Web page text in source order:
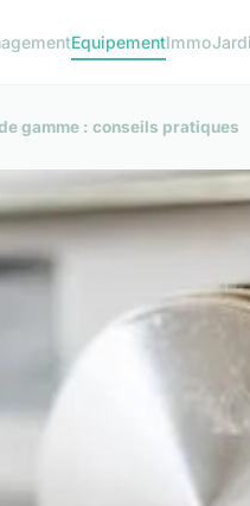
EquipementImmo
gamme : conseils pratiques